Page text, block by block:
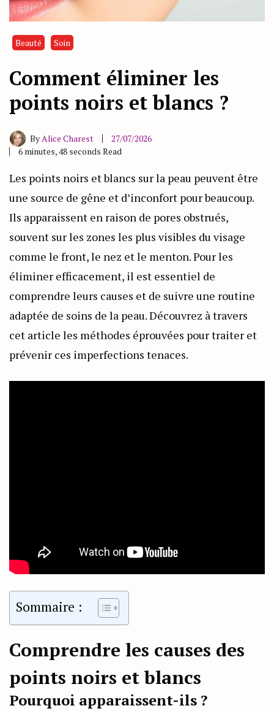
Beauté Soin
Comment éliminer les
points noirs et blancs ?
ByAlice Charest
27/07/2026
6 minutes, 48 seconds Read
Les points noirs et blancs sur la peau peuvent être
une source de gêne et d’inconfort pour beaucoup.
Ils apparaissent en raison de pores obstrués,
souvent sur les zones les plus visibles du visage
comme le front, le nez et le menton. Pour les
éliminer efficacement, il est essentiel de
comprendre leurs causes et de suivre une routine
adaptée de soins de la peau. Découvrez à travers
cet article les méthodes éprouvées pour traiter et
prévenir ces imperfections tenaces.
Sommaire :
Comprendre les causes des
points noirs et blancs
Pourquoi apparaissent-ils ?